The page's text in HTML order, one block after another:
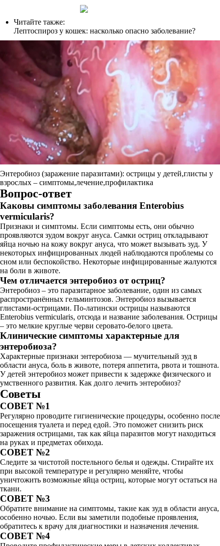
Читайте также:
Лептоспироз у кошек: насколько опасно заболевание?
Энтеробиоз (заражение паразитами): острицы у детей,глисты у
взрослых – симптомы,лечение,профилактика
Вопрос-ответ
Каковы симптомы заболевания Enterobius
vermicularis?
Признаки и симптомы. Если симптомы есть, они обычно
проявляются зудом вокруг ануса. Самки остриц откладывают
яйца ночью на кожу вокруг ануса, что может вызывать зуд. У
некоторых инфицированных людей наблюдаются проблемы со
сном или беспокойство. Некоторые инфицированные жалуются
на боли в животе.
Чем отличается энтеробиоз от остриц?
Энтеробиоз – это паразитарное заболевание, один из самых
распространённых гельминтозов. Энтеробиоз вызывается
глистами-острицами. По-латински острицы называются
Enterobius vermicularis, отсюда и название заболевания. Острицы
– это мелкие круглые черви серовато-белого цвета.
Клинические симптомы характерные для
энтеробиоза?
Характерные признаки энтеробиоза — мучительный зуд в
области ануса, боль в животе, потеря аппетита, рвота и тошнота.
У детей энтеробиоз может привести к задержке физического и
умственного развития. Как долго лечить энтеробиоз?
Советы
СОВЕТ №1
Регулярно проводите гигиенические процедуры, особенно после
посещения туалета и перед едой. Это поможет снизить риск
заражения острицами, так как яйца паразитов могут находиться
на руках и предметах обихода.
СОВЕТ №2
Следите за чистотой постельного белья и одежды. Стирайте их
при высокой температуре и регулярно меняйте, чтобы
уничтожить возможные яйца остриц, которые могут остаться на
ткани.
СОВЕТ №3
Обратите внимание на симптомы, такие как зуд в области ануса,
особенно ночью. Если вы заметили подобные проявления,
обратитесь к врачу для диагностики и назначения лечения.
СОВЕТ №4